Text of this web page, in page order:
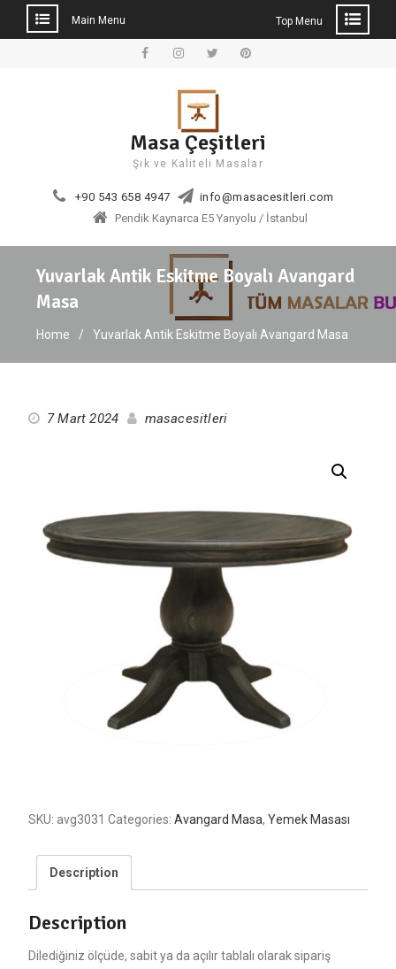
Main Menu Top Menu
Masa Çeşitleri
Şık ve Kaliteli Masalar
+90 543 658 4947
info@masacesitleri.com
Pendik Kaynarca E5 Yanyolu / İstanbul
Yuvarlak Antik Eskitme Boyalı Avangard
Masa
Home Yuvarlak Antik Eskitme Boyalı Avangard Masa
7 Mart 2024 masacesitleri
SKU: avg3031 Categories: Avangard Masa, Yemek Masası
Description
Description
Dilediğiniz ölçüde, sabit ya da açılır tablalı olarak sipariş